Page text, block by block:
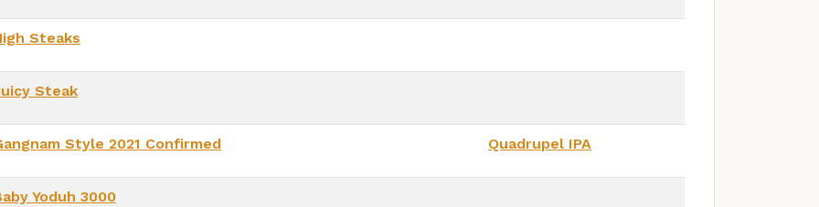
Steaks
Steak
Style 2021 Confirmed Quadrupel IPA
Yoduh 3000